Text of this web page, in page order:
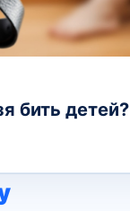
бить детей?